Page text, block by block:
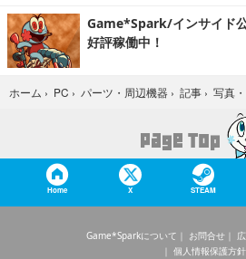
Game*Spark/インサイド
好評稼働中！
ホーム › PC › パーツ・周辺機器 › 記事 › 写真
Home X STEAM
Game*Sparkについて お問合せ
個人情報保護方針